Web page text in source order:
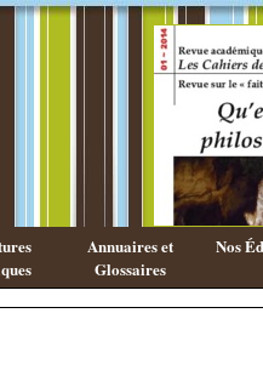
Annuaires et
Glossaires
Nos